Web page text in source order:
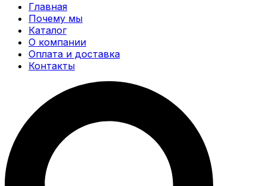
Главная
Почему мы
Каталог
О компании
Оплата и доставка
Контакты